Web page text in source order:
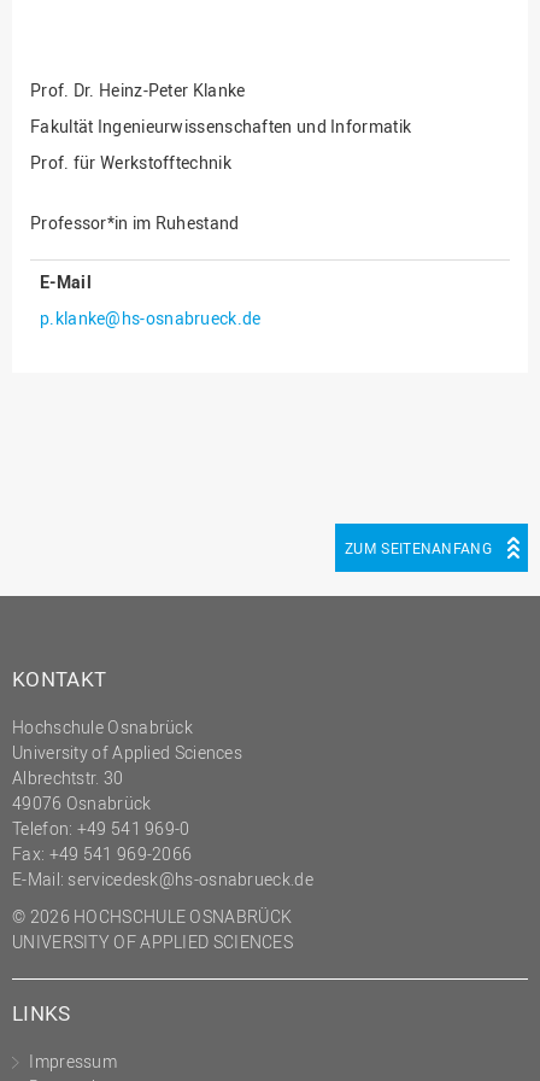
Fakultät Management,
Kultur und Technik
Fakultät Wirtschafts- und
Finanzen
Forschung, Kooperation,
Drittmittel
Gebäude und Technik
Marketing
LearningCenter
Nachhaltigkeit
Personal
Personalentwicklung
Personalrat
Prof. Dr. Heinz-Peter Klanke
Fakultät Ingenieurwissenschaften und Informatik
Prof. für Werkstofftechnik
Professor*in im Ruhestand
E-Mail
p.klanke@hs-osnabrueck.de
ZUM SEITENANFANG
KONTAKT
Hochschule Osnabrück
University of Applied Sciences
Albrechtstr. 30
49076 Osnabrück
Telefon: +49 541 969-0
Fax: +49 541 969-2066
E-Mail: servicedesk@hs-osnabrueck.de
© 2026 HOCHSCHULE OSNABRÜCK
UNIVERSITY OF APPLIED SCIENCES
LINKS
Impressum